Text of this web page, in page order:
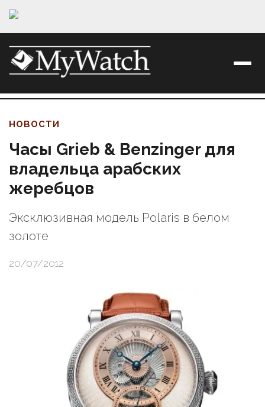
НОВОСТИ
Часы Grieb & Benzinger для
владельца арабских
жеребцов
Эксклюзивная модель Polaris в белом
золоте
20/07/2012